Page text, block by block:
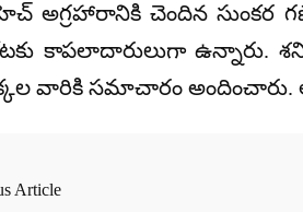
అగ్రహారానికి చెందిన సుంకర
కాపలాదారులుగా ఉన్నారు.
వారికి సమాచారం అందించారు.
Article